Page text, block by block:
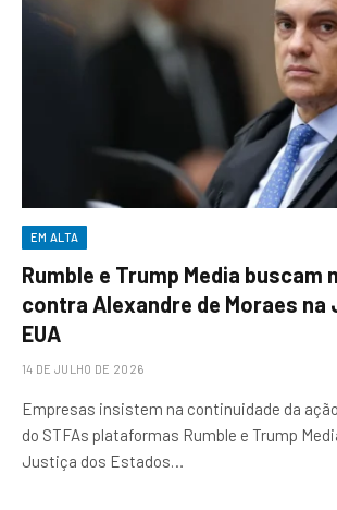
EM ALTA
Rumble e Trump Media buscam
contra Alexandre de Moraes na
EUA
14 DE JULHO DE 2026
Empresas insistem na continuidade da
do STFAs plataformas Rumble e Trump
Justiça dos Estados…